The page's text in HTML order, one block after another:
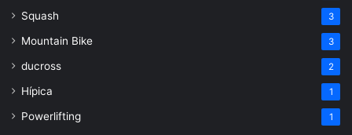
Squash 3
Mountain Bike 3
ducross 2
Hípica 1
Powerlifting 1